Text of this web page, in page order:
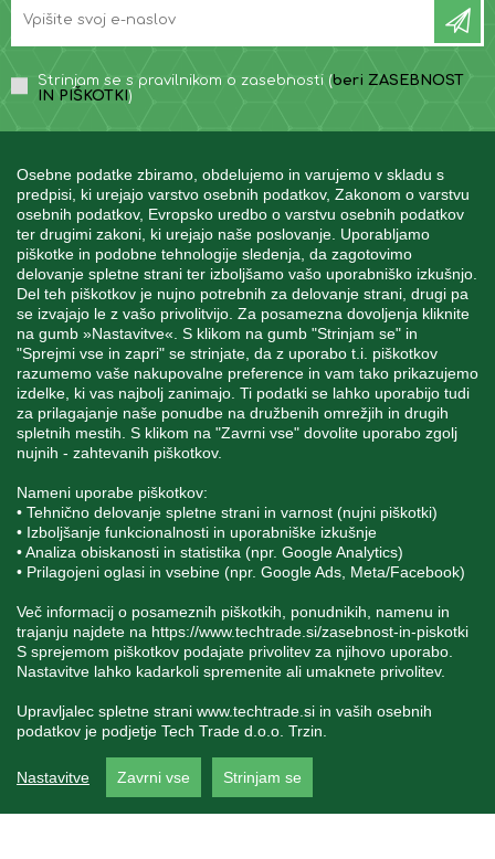
Osebne podatke zbiramo, obdelujemo in varujemo v skladu s
predpisi, ki urejajo varstvo osebnih podatkov, Zakonom o varstvu
osebnih podatkov, Evropsko uredbo o varstvu osebnih podatkov
ter drugimi zakoni, ki urejajo naše poslovanje. Uporabljamo
piškotke in podobne tehnologije sledenja, da zagotovimo
delovanje spletne strani ter izboljšamo vašo uporabniško izkušnjo.
Del teh piškotkov je nujno potrebnih za delovanje strani, drugi pa
se izvajajo le z vašo privolitvijo. Za posamezna dovoljenja kliknite
na gumb »Nastavitve«. S klikom na gumb "Strinjam se" in
"Sprejmi vse in zapri" se strinjate, da z uporabo t.i. piškotkov
razumemo vaše nakupovalne preference in vam tako prikazujemo
izdelke, ki vas najbolj zanimajo. Ti podatki se lahko uporabijo tudi
za prilagajanje naše ponudbe na družbenih omrežjih in drugih
spletnih mestih. S klikom na "Zavrni vse" dovolite uporabo zgolj
nujnih - zahtevanih piškotkov.
Nameni uporabe piškotkov:
• Tehnično delovanje spletne strani in varnost (nujni piškotki)
• Izboljšanje funkcionalnosti in uporabniške izkušnje
• Analiza obiskanosti in statistika (npr. Google Analytics)
• Prilagojeni oglasi in vsebine (npr. Google Ads, Meta/Facebook)
Več informacij o posameznih piškotkih, ponudnikih, namenu in
trajanju najdete na https://www.techtrade.si/zasebnost-in-piskotki
S sprejemom piškotkov podajate privolitev za njihovo uporabo.
Nastavitve lahko kadarkoli spremenite ali umaknete privolitev.
Upravljalec spletne strani www.techtrade.si in vaših osebnih
podatkov je podjetje Tech Trade d.o.o. Trzin.
Nastavitve Zavrni vse Strinjam se
Strinjam se s pravilnikom o zasebnosti (beri ZASEBNOST
IN PIŠKOTKI )
INFORMACIJE
MOJ RAČUN
STORITEV ZA STRANKE
SPREMLJAJTE NAS
Blatnica 8, 1236 Trzin
pravilne in verodostojne podatke. V kolikor na naši
spletni strani zasledite napačne oziroma neustrezne
podatke ali slike, vas prosimo, da nam to sporočite na